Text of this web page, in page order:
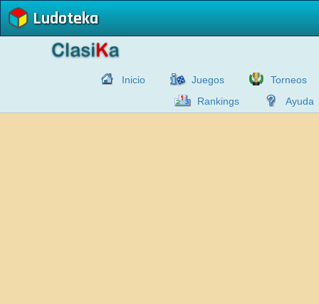
Ludoteka
Inicio Juegos
Torneos
Rankings
Ayuda